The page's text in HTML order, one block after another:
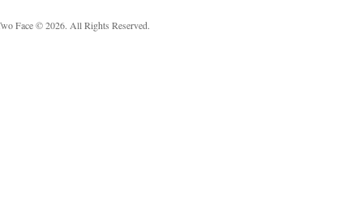
Face © 2026. All Rights Reserved.